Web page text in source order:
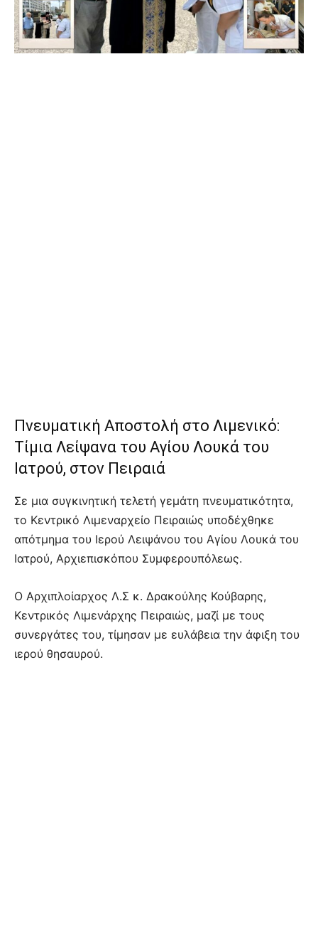
Πνευματική Αποστολή στο Λιμενικό:
Τίμια Λείψανα του Αγίου Λουκά του
Ιατρού, στον Πειραιά
Σε μια συγκινητική τελετή γεμάτη πνευματικότητα,
το Κεντρικό Λιμεναρχείο Πειραιώς υποδέχθηκε
απότμημα του Ιερού Λειψάνου του Αγίου Λουκά του
Ιατρού, Αρχιεπισκόπου Συμφερουπόλεως.
Ο Αρχιπλοίαρχος Λ.Σ κ. Δρακούλης Κούβαρης,
Κεντρικός Λιμενάρχης Πειραιώς, μαζί με τους
συνεργάτες του, τίμησαν με ευλάβεια την άφιξη του
ιερού θησαυρού.